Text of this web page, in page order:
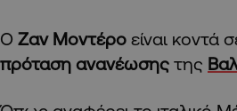
O Ζαν Μοντέρο είναι κοντά
πρόταση ανανέωσης της